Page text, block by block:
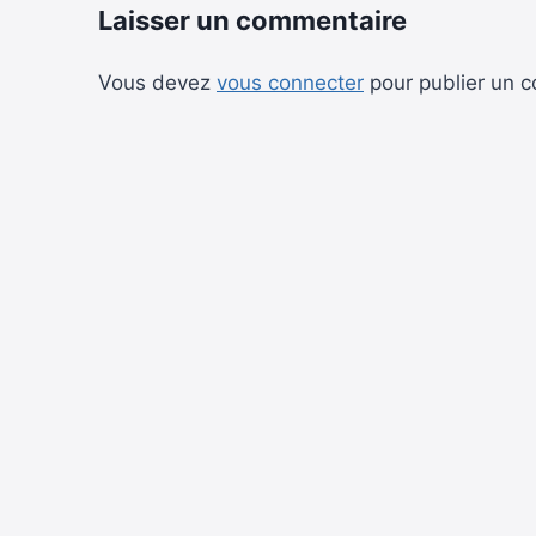
Laisser un commentaire
Vous devez vous connecter pour publier un